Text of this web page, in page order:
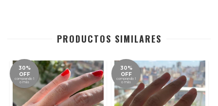
PRODUCTOS SIMILARES
30%
OFF
comprando 1
o más
30%
OFF
comprando 1
o más